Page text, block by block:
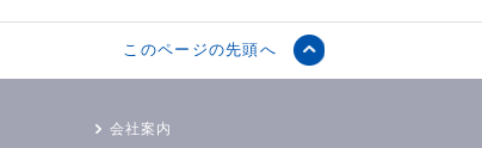
このページの先頭へ
会社案内